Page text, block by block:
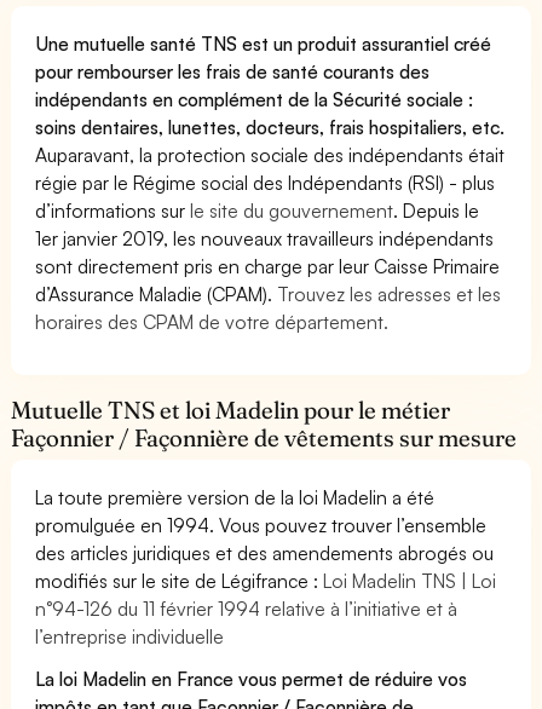
Une mutuelle santé TNS est un produit assurantiel créé
pour rembourser les frais de santé courants des
indépendants en complément de la Sécurité sociale :
soins dentaires, lunettes, docteurs, frais hospitaliers, etc.
Auparavant, la protection sociale des indépendants était
régie par le Régime social des Indépendants (RSI) - plus
d’informations surle site du gouvernement. Depuis le
1er janvier 2019, les nouveaux travailleurs indépendants
sont directement pris en charge par leur Caisse Primaire
d’Assurance Maladie (CPAM). Trouvez les adresses et les
horaires des CPAM de votre département.
Mutuelle TNS et loi Madelin pour le métier
Façonnier / Façonnière de vêtements sur mesure
La toute première version de la loi Madelin a été
promulguée en 1994. Vous pouvez trouver l’ensemble
des articles juridiques et des amendements abrogés ou
modifiés sur le site de Légifrance :Loi Madelin TNS | Loi
n°94-126 du 11 février 1994 relative à l’initiative et à
l’entreprise individuelle
La loi Madelin en France vous permet de réduire vos